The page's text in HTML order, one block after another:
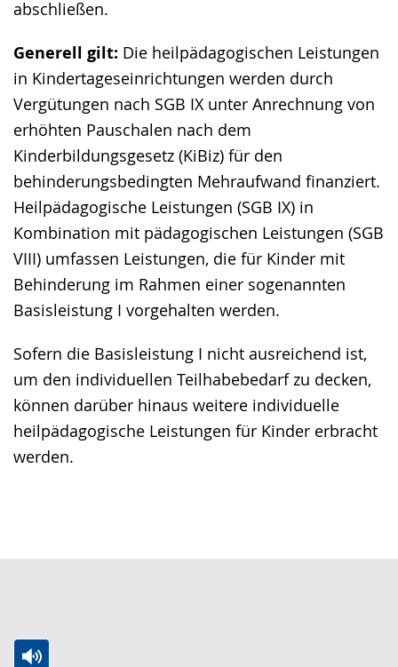
abschließen.
Generell gilt: Die heilpädagogischen Leistungen
in Kindertageseinrichtungen werden durch
Vergütungen nach SGB IX unter Anrechnung von
erhöhten Pauschalen nach dem
Kinderbildungsgesetz (KiBiz) für den
behinderungsbedingten Mehraufwand finanziert.
Heilpädagogische Leistungen (SGB IX) in
Kombination mit pädagogischen Leistungen (SGB
VIII) umfassen Leistungen, die für Kinder mit
Behinderung im Rahmen einer sogenannten
Basisleistung I vorgehalten werden.
Sofern die Basisleistung I nicht ausreichend ist,
um den individuellen Teilhabebedarf zu decken,
können darüber hinaus weitere individuelle
heilpädagogische Leistungen für Kinder erbracht
werden.